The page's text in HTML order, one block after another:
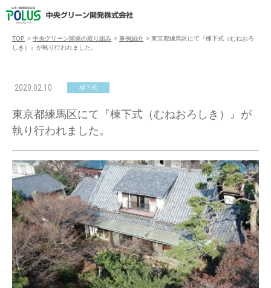
TOP > 中央グリーン開発の取り組み > 事例紹介 > 東京都練馬区にて『棟下式（むねおろ
しき）』が執り行われました。
2020.02.10 棟下式
東京都練馬区にて『棟下式（むねおろしき）』が
執り行われました。